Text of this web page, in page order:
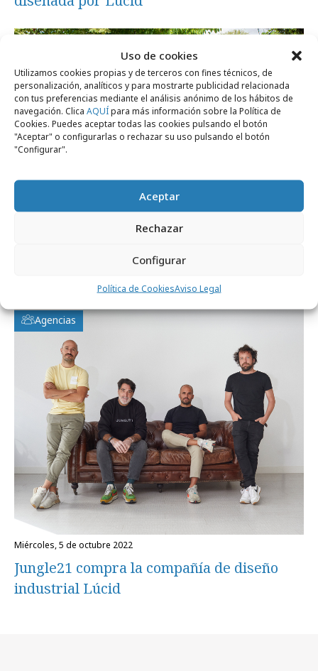
Uso de cookies
Utilizamos cookies propias y de terceros con fines técnicos, de
personalización, analíticos y para mostrarte publicidad relacionada
con tus preferencias mediante el análisis anónimo de los hábitos de
navegación. Clica AQUÍpara más información sobre la Política de
Cookies. Puedes aceptar todas las cookies pulsando el botón
"Aceptar" o configurarlas o rechazar su uso pulsando el botón
"Configurar".
Aceptar
Rechazar
Configurar
Política de CookiesAviso Legal
Experiencia phygital de alquiler de
Agencias
miércoles, 5 de octubre 2022
Jungle21 compra la compañía de diseño
industrial Lúcid